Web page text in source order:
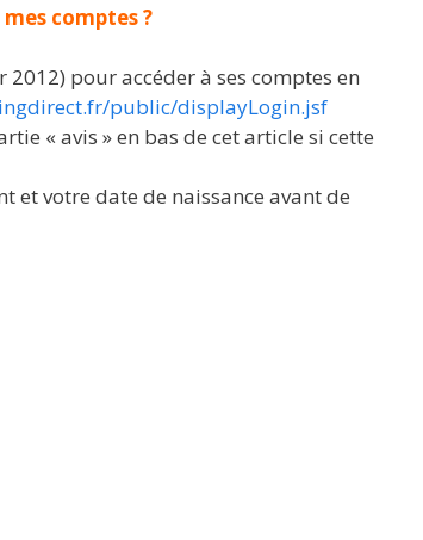
comptes ?
2012) pour accéder à ses comptes en
public/displayLogin.jsf
« avis » en bas de cet article si cette
et votre date de naissance avant de